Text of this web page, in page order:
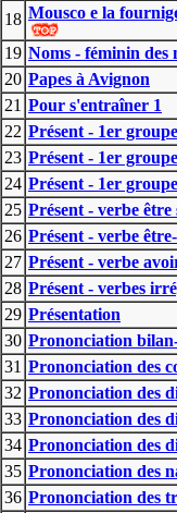
18 Mousco e la
19 Noms - féminin des
20 Papes à Avignon
21 Pour s'entraîner 1
22 Présent - 1er
23 Présent - 1er
24 Présent - 1er
25 Présent - verbe
26 Présent - verbe
27 Présent - verbe
28 Présent - verbes
29 Présentation
30 Prononciation
31 Prononciation des
32 Prononciation des
33 Prononciation des
34 Prononciation des
35 Prononciation des
36 Prononciation des